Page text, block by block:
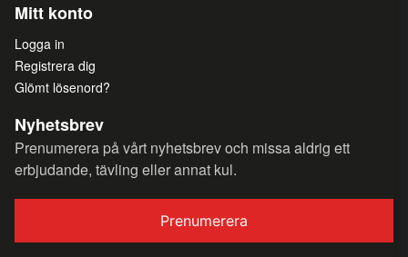
Mitt konto
Logga in
Registrera dig
Glömt lösenord?
Nyhetsbrev
Prenumerera på vårt nyhetsbrev och missa aldrig ett
erbjudande, tävling eller annat kul.
Prenumerera